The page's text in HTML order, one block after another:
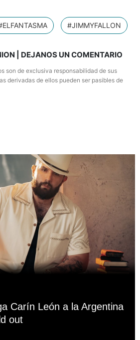
#JIMMYFALLON
| DEJANOS UN COMENTARIO
son de exclusiva responsabilidad de sus
derivadas de ellos pueden ser pasibles de
Carín León a la Argentina
out